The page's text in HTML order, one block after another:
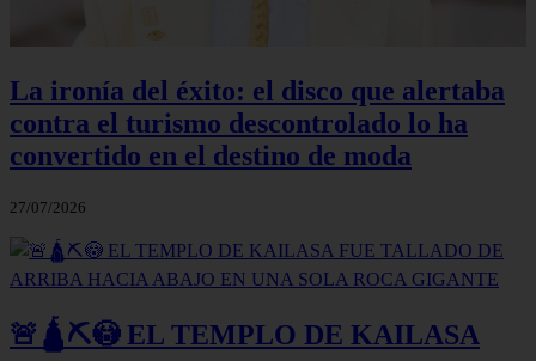
La ironía del éxito: el disco que alertaba
contra el turismo descontrolado lo ha
convertido en el destino de moda
27/07/2026
🚨🛕⛏️😳 EL TEMPLO DE KAILASA